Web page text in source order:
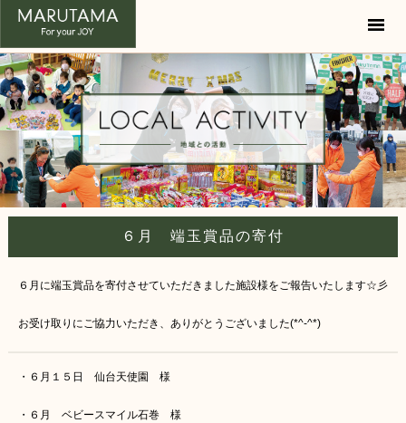
USE OF SPACE-空間の活用-
LOCAL ACTIVITY -地域との活動-
SHOP-店舗紹介-
６月 端玉賞品の寄付
６月に端玉賞品を寄付させていただきました施設様をご報告いたします☆彡
お受け取りにご協力いただき、ありがとうございました(*^-^*)
・６月１５日 仙台天使園 様
・６月 ベビースマイル石巻 様